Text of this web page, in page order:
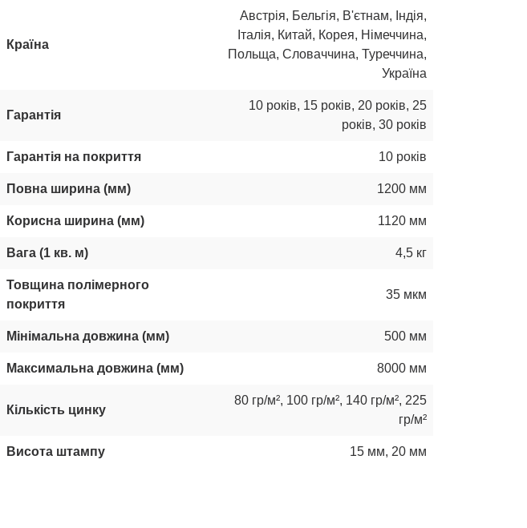
Країна
Австрія, Бельгія, В'єтнам, Індія,
Італія, Китай, Корея, Німеччина,
Польща, Словаччина, Туреччина,
Україна
Гарантія
10 років, 15 років, 20 років, 25
років, 30 років
Гарантія на покриття 10 років
Повна ширина (мм) 1200 мм
Корисна ширина (мм) 1120 мм
Вага (1 кв. м) 4,5 кг
Товщина полімерного
покриття
35 мкм
Мінімальна довжина (мм) 500 мм
Максимальна довжина (мм) 8000 мм
Кількість цинку
80 гр/м², 100 гр/м², 140 гр/м², 225
гр/м²
Висота штампу 15 мм, 20 мм